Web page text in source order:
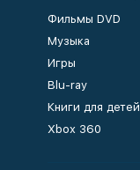
Фильмы DVD
Музыка
Игры
Blu-ray
Книги для детей
Xbox 360